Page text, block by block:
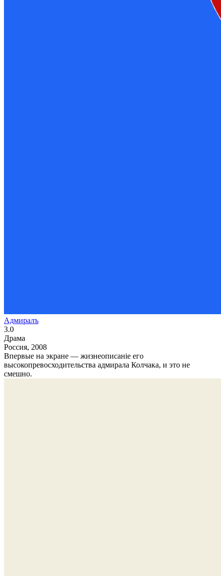
Адмиралъ
3.0
Драма
Россия, 2008
Впервые на экране — жизнеописанiе его
высокопревосходительства адмирала Колчака, и это не
смешно.